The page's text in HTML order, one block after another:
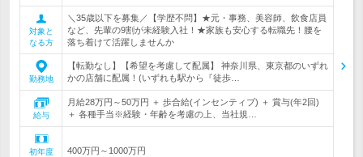
対象と
なる方
＼35歳以下を募集／【学歴不問】★元・事務、美容師、飲食店員
など、先輩の9割が未経験入社！★家族も安心する転職先！腰を
落ち着けて活躍しませんか
勤務地
【転勤なし】【希望を考慮して配属】 神奈川県、東京都のいずれ
かの店舗に配属！(いずれも駅から『徒歩…
給与
月給28万円～50万円 ＋ 歩合給(インセンティブ) ＋ 賞与(年2回)
＋ 各種手当※経験・年齢を考慮の上、当社規…
初年度
400万円～1000万円